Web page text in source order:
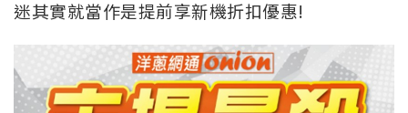
迷其實就當作是提前享新機折扣優惠!